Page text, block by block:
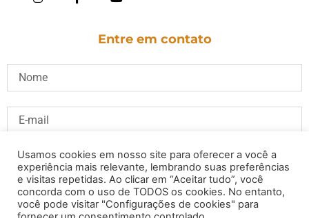
Entre em contato
Usamos cookies em nosso site para oferecer a você a
experiência mais relevante, lembrando suas preferências
e visitas repetidas. Ao clicar em “Aceitar tudo”, você
concorda com o uso de TODOS os cookies. No entanto,
você pode visitar "Configurações de cookies" para